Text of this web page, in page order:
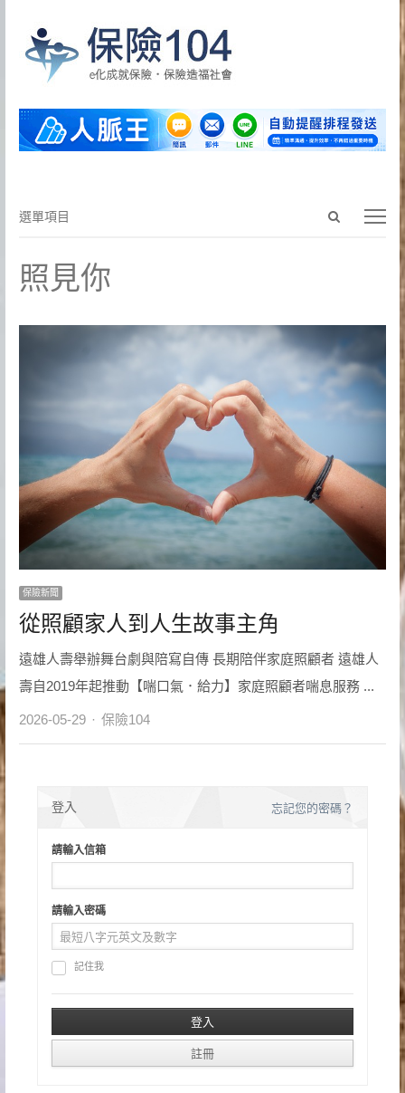
Open
search
選
目
選單項目
照見你
保險新聞
從照顧家人到人生故事主角
遠雄人壽舉辦舞台劇與陪寫自傳 長期陪伴家庭照顧者 遠雄人
壽自2019年起推動【喘口氣．給力】家庭照顧者喘息服務 ...
2026-05-29 Author
保險104
登入 忘記您的密碼？
請輸入信箱
請輸入密碼
記住我